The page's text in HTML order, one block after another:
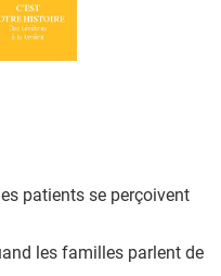
patients se perçoivent
les familles parlent de